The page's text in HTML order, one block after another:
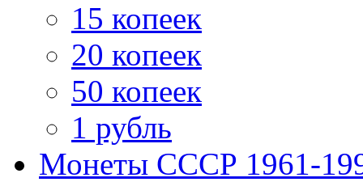
15 копеек
20 копеек
50 копеек
1 рубль
Монеты СССР 1961-